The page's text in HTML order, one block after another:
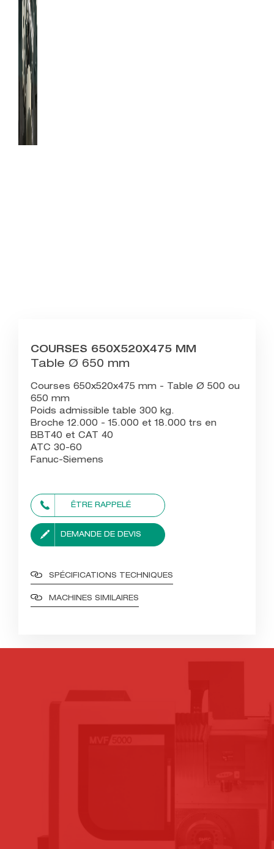
COURSES 650X520X475 MM
Table Ø 650 mm
Courses 650x520x475 mm - Table Ø 500 ou
650 mm
Poids admissible table 300 kg.
Broche 12.000 - 15.000 et 18.000 trs en
BBT40 et CAT 40
ATC 30-60
Fanuc-Siemens
ÊTRE RAPPELÉ
DEMANDE DE DEVIS
SPÉCIFICATIONS TECHNIQUES
MACHINES SIMILAIRES